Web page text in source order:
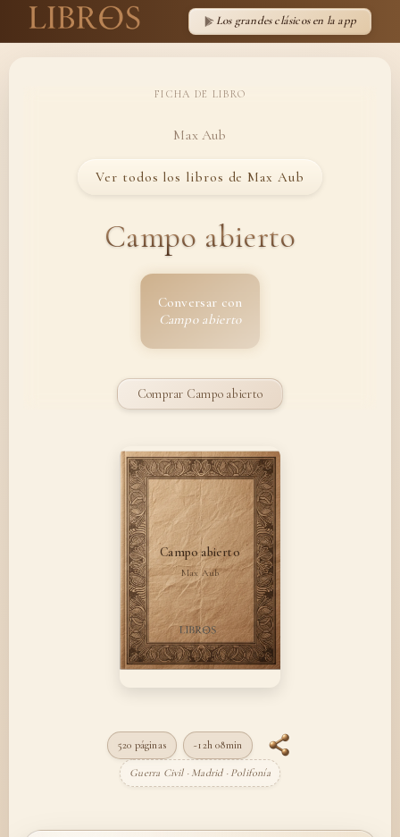
Los grandes clásicos en la app
FICHA DE LIBRO
Max Aub
Ver todos los libros de Max Aub
Campo abierto
Conversar con
Campo abierto
Comprar Campo abierto
Campo abierto
Max Aub
520 páginas ~12h 08min
Guerra Civil · Madrid · Polifonía